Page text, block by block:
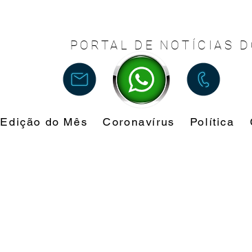
PORTAL DE NOTÍCIAS
Edição do Mês Coronavírus Política